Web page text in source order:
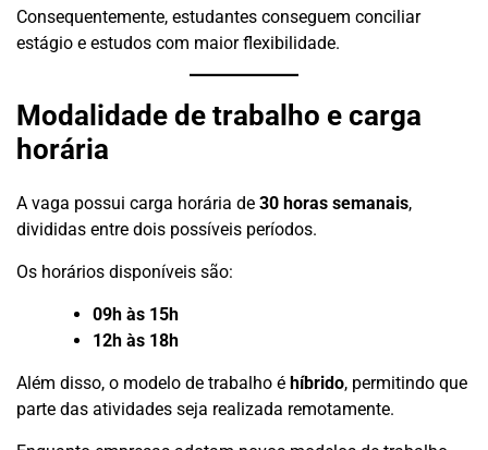
Consequentemente, estudantes conseguem conciliar
estágio e estudos com maior flexibilidade.
Modalidade de trabalho e carga
horária
A vaga possui carga horária de 30 horas semanais,
divididas entre dois possíveis períodos.
Os horários disponíveis são:
09h às 15h
12h às 18h
Além disso, o modelo de trabalho é híbrido, permitindo que
parte das atividades seja realizada remotamente.